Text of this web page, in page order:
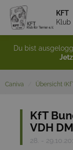
KFT
Klub
Du bist
Caniva Übersicht
KfT
VDH
28. -